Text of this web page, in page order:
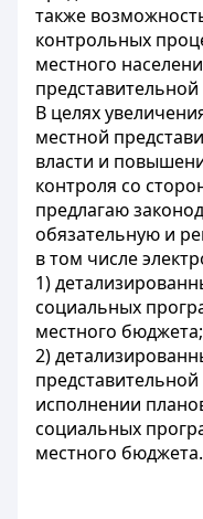
также
контрольных
местного
В целях
местной
власти и
контроля со
предлагаю
обязательную и
в том числе
1)
социальных
местного бюджета;
2)
исполнении
социальных
местного бюджета.